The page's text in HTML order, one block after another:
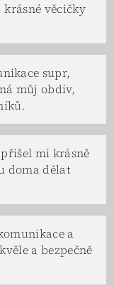
věcičky
supr,
můj obdiv,
mi krásně
doma dělat
a
a bezpečně